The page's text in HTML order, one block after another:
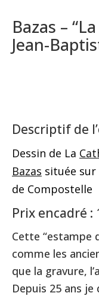
Bazas –
Jean-
Descriptif de
Dessin de La
Bazas située sur
de Compostelle
Prix encadré :
Cette “estampe
comme les
que la gravure,
Depuis 25 ans